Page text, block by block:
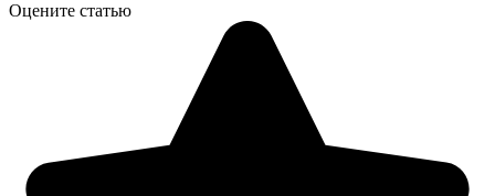
Оцените статью